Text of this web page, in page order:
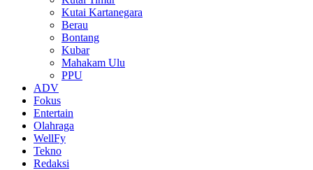
Kutai Kartanegara
Berau
Bontang
Kubar
Mahakam Ulu
PPU
ADV
Fokus
Entertain
Olahraga
WellFy
Tekno
Redaksi